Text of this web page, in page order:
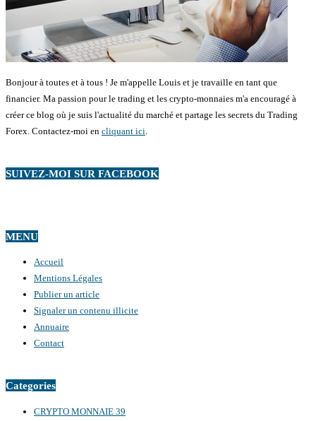
Bonjour à toutes et à tous ! Je m'appelle Louis et je travaille en tant que
financier. Ma passion pour le trading et les crypto-monnaies m'a encouragé à
créer ce blog où je suis l'actualité du marché et partage les secrets du Trading
Forex. Contactez-moi en cliquant ici
SUIVEZ-MOI SUR FACEBOOK
MENU
Accueil
Mentions Légales
Publier un article
Signaler un contenu illicite
Annuaire
Contact
Categories
CRYPTO MONNAIE 39